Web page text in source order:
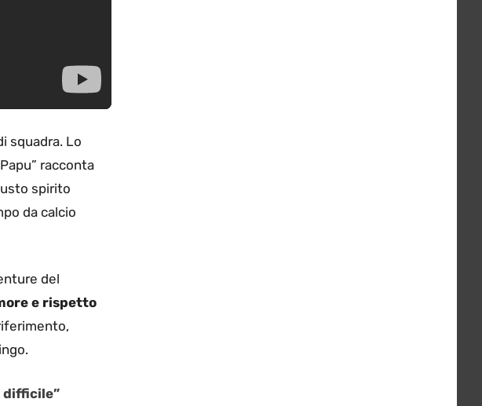
squadra. Lo
racconta
spirito
da calcio
del
e rispetto
difficile”